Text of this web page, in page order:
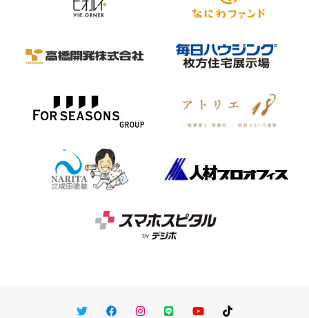
TwitterFacebookInstagram
LINE You TubeTikTok